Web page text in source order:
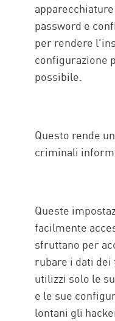
password e
per rendere
configurazione
possibile.
Questo rende
criminali
Queste
facilmente
sfruttano per
rubare i dati
utilizzi solo le
e le sue
lontani gli